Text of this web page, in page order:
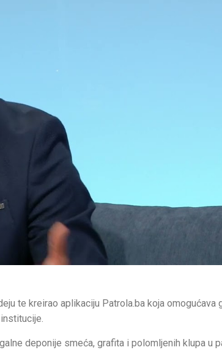
te kreirao aplikaciju Patrola.ba koja omogućava
deponije smeća, grafita i polomljenih klupa u